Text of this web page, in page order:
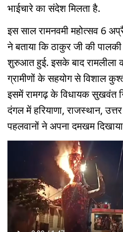
भाईचारे का संदेश मिलता है.
इस साल रामनवमी महोत्सव 6
ने बताया कि ठाकुर जी की
शुरुआत हुई. इसके बाद रामलीला
ग्रामीणों के सहयोग से विशाल
इसमें रामगढ़ के विधायक सुखवंत
दंगल में हरियाणा, राजस्थान,
पहलवानों ने अपना दमखम